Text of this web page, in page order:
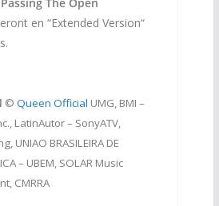
en “Extended Version“
© Queen Official UMG, BMI –
LatinAutor – SonyATV,
UNIAO BRASILEIRA DE
– UBEM, SOLAR Music
CMRRA